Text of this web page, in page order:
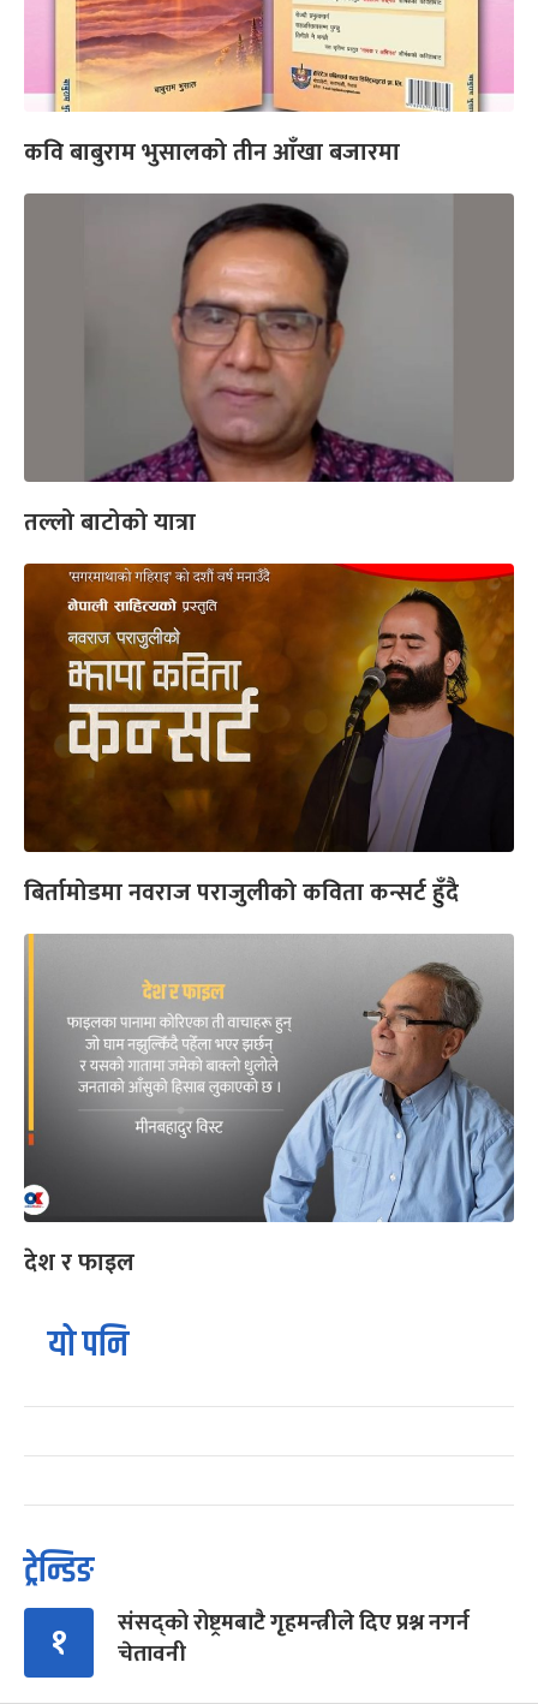
कवि बाबुराम भुसालको तीन आँखा बजारमा
तल्लो बाटोको यात्रा
बिर्तामोडमा नवराज पराजुलीको कविता कन्सर्ट हुँदै
देश र फाइल
यो पनि
ट्रेन्डिङ
१
संसद्को रोष्ट्रमबाटै गृहमन्त्रीले दिए प्रश्न नगर्न
चेतावनी